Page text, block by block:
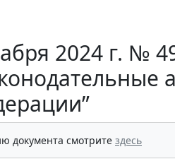
2024 г. №
документа смотрите здесь